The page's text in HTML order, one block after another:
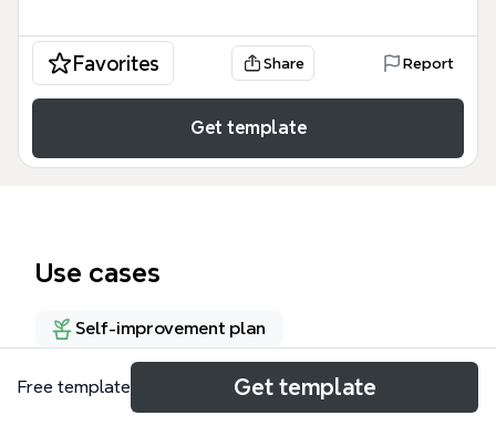
Favorites Share Report
Get template
Use cases
Self-improvement plan
About
Free template Get template